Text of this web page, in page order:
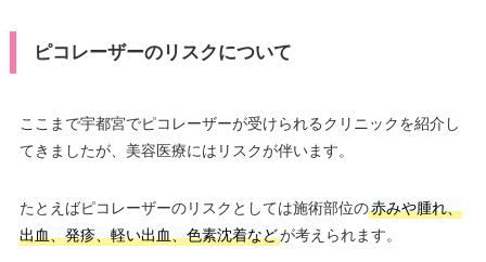
ピコレーザーのリスクについて
ここまで宇都宮でピコレーザーが受けられるクリニックを紹介し
てきましたが、美容医療にはリスクが伴います。
たとえばピコレーザーのリスクとしては施術部位の赤みや腫れ、
出血、発疹、軽い出血、色素沈着などが考えられます。